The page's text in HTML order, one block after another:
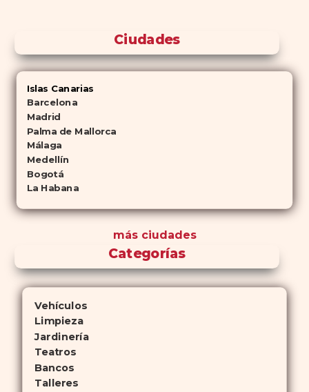
Ciudades
Islas Canarias
Barcelona
Madrid
Palma de Mallorca
Málaga
Medellín
Bogotá
La Habana
más ciudades
Categorías
Vehículos
Limpieza
Jardinería
Teatros
Bancos
Talleres